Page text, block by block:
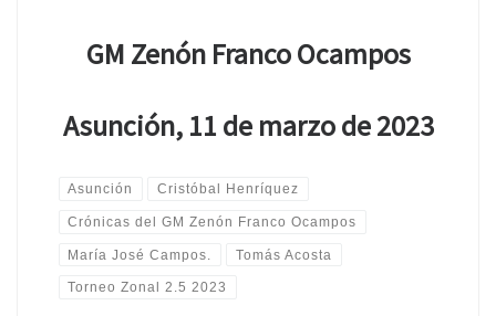
GM Zenón Franco Ocampos
Asunción, 11 de marzo de 2023
Asunción Cristóbal Henríquez
Crónicas del GM Zenón Franco Ocampos
María José Campos. Tomás Acosta
Torneo Zonal 2.5 2023